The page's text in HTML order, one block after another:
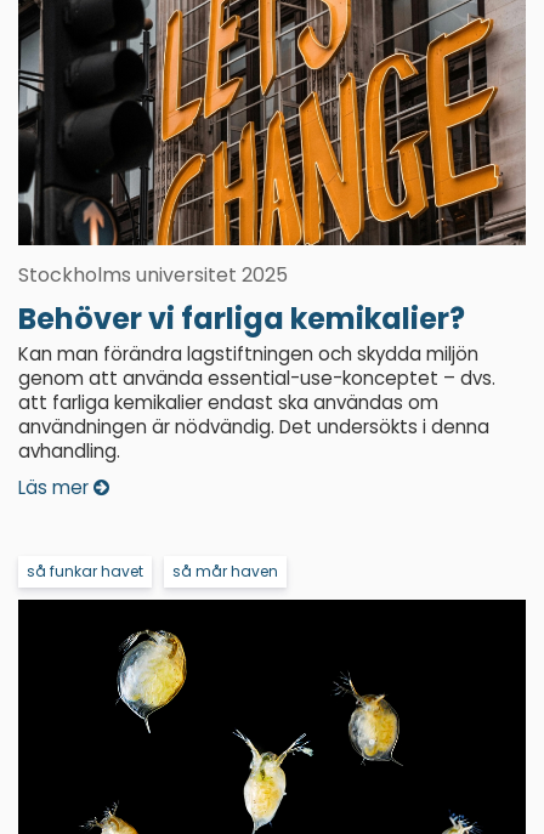
Stockholms universitet 2025
Behöver vi farliga kemikalier?
Kan man förändra lagstiftningen och skydda miljön
genom att använda essential-use-konceptet – dvs.
att farliga kemikalier endast ska användas om
användningen är nödvändig. Det undersökts i denna
avhandling.
Läs mer
så funkar havet så mår haven